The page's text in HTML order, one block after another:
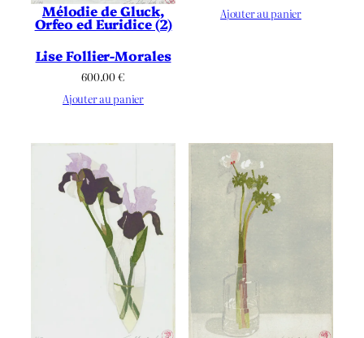
Mélodie de Gluck,
Orfeo ed Euridice (2)
Lise Follier-Morales
600.00€
Ajouter au panier
Ajouter au panier